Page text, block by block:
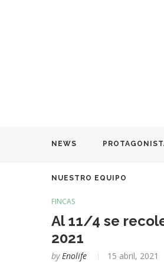
NEWS
NUESTRO EQUIPO
FINCAS
Al 11/4 se
2021
by Enolife 15 abril, 2021